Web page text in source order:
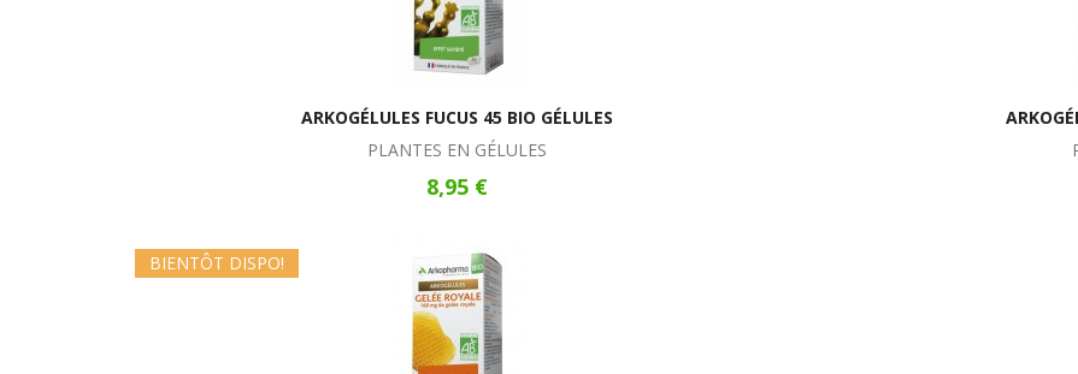
ARKOGÉLULES FUCUS 45 BIO GÉLULES
PLANTES EN GÉLULES
8,95 €
BIENTÔT DISPO!